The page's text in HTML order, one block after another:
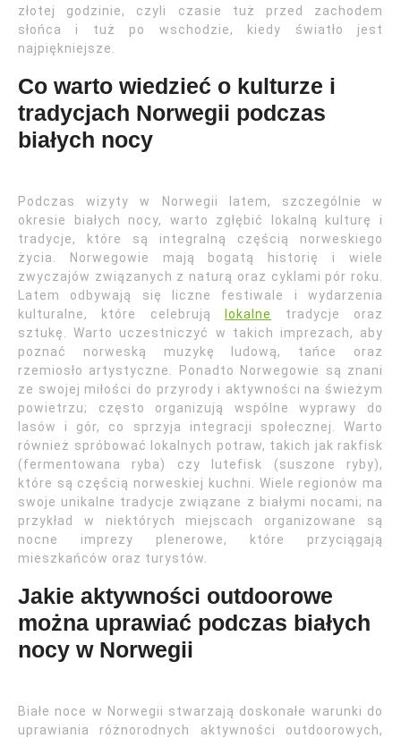
złotej godzinie, czyli czasie tuż przed zachodem
słońca i tuż po wschodzie, kiedy światło jest
najpiękniejsze.
Co warto wiedzieć o kulturze i
tradycjach Norwegii podczas
białych nocy
Podczas wizyty w Norwegii latem, szczególnie w
okresie białych nocy, warto zgłębić lokalną kulturę i
tradycje, które są integralną częścią norweskiego
życia. Norwegowie mają bogatą historię i wiele
zwyczajów związanych z naturą oraz cyklami pór roku.
Latem odbywają się liczne festiwale i wydarzenia
kulturalne, które celebrują
lokalne
tradycje oraz
sztukę. Warto uczestniczyć w takich imprezach, aby
poznać norweską muzykę ludową, tańce oraz
rzemiosło artystyczne. Ponadto Norwegowie są znani
ze swojej miłości do przyrody i aktywności na świeżym
powietrzu; często organizują wspólne wyprawy do
lasów i gór, co sprzyja integracji społecznej. Warto
również spróbować lokalnych potraw, takich jak rakfisk
(fermentowana ryba) czy lutefisk (suszone ryby),
które są częścią norweskiej kuchni. Wiele regionów ma
swoje unikalne tradycje związane z białymi nocami; na
przykład w niektórych miejscach organizowane są
nocne imprezy plenerowe, które przyciągają
mieszkańców oraz turystów.
Jakie aktywności outdoorowe
można uprawiać podczas białych
nocy w Norwegii
Białe noce w Norwegii stwarzają doskonałe warunki do
uprawiania różnorodnych aktywności outdoorowych,